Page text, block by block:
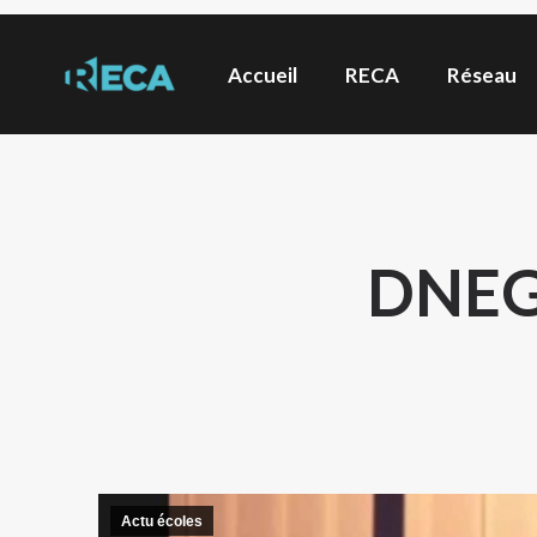
Accueil RECA Réseau
Actu écoles